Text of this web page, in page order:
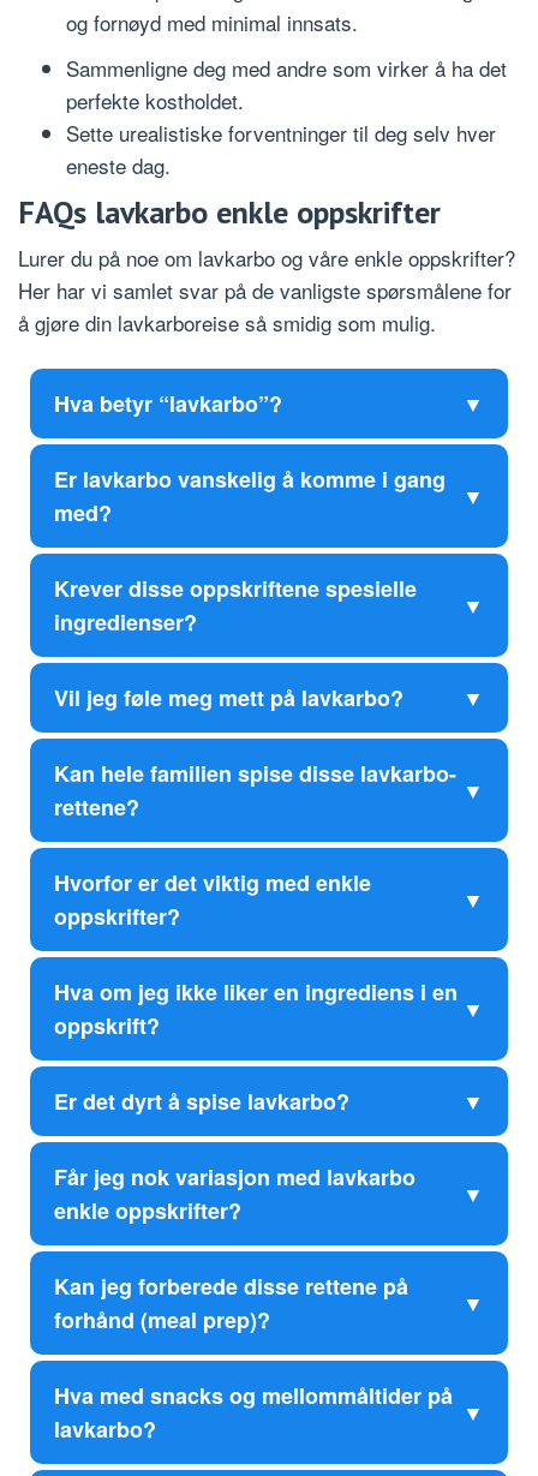
og fornøyd med minimal innsats.
Sammenligne deg med andre som virker å ha det
perfekte kostholdet.
Sette urealistiske forventninger til deg selv hver
eneste dag.
FAQs lavkarbo enkle oppskrifter
Lurer du på noe om lavkarbo og våre enkle oppskrifter?
Her har vi samlet svar på de vanligste spørsmålene for
å gjøre din lavkarboreise så smidig som mulig.
Hva betyr “lavkarbo”?
Er lavkarbo vanskelig å komme i gang
med?
Krever disse oppskriftene spesielle
ingredienser?
Vil jeg føle meg mett på lavkarbo?
Kan hele familien spise disse lavkarbo-
rettene?
Hvorfor er det viktig med enkle
oppskrifter?
Hva om jeg ikke liker en ingrediens i en
oppskrift?
Er det dyrt å spise lavkarbo?
Får jeg nok variasjon med lavkarbo
enkle oppskrifter?
Kan jeg forberede disse rettene på
forhånd (meal prep)?
Hva med snacks og mellommåltider på
lavkarbo?